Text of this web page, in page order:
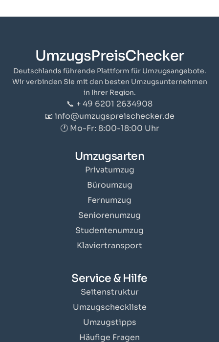
UmzugsPreisChecker
Deutschlands führende Plattform für Umzugsangebote.
Wir verbinden Sie mit den besten Umzugsunternehmen
in Ihrer Region.
📞 + 49 6201 2634908
📧 info@umzugspreischecker.de
🕐 Mo-Fr: 8:00-18:00 Uhr
Umzugsarten
Privatumzug
Büroumzug
Fernumzug
Seniorenumzug
Studentenumzug
Klaviertransport
Service & Hilfe
Seitenstruktur
Umzugscheckliste
Umzugstipps
Häufige Fragen